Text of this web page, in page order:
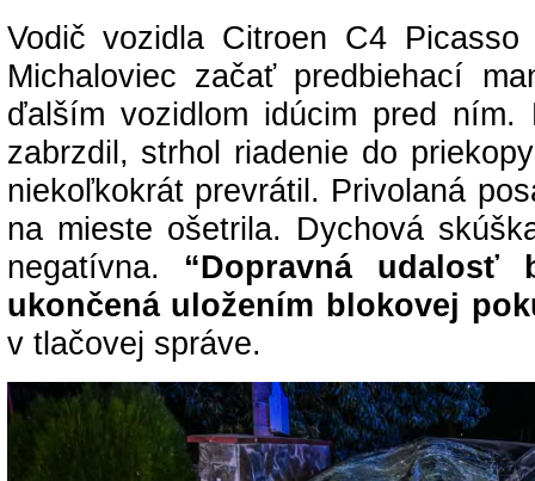
Vodič vozidla Citroen C4
Michaloviec začať predbiehací
ďalším vozidlom idúcim pred ním.
zabrzdil, strhol riadenie do
niekoľkokrát prevrátil. Privolaná
na mieste ošetrila. Dychová
negatívna. “Dopravná udalosť
ukončená uložením blokovej
v tlačovej správe.